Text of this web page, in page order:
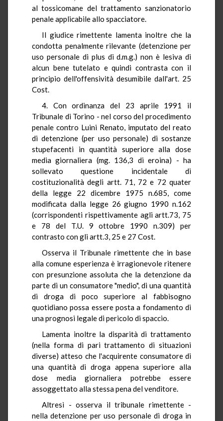
al tossicomane del trattamento sanzionatorio
penale applicabile allo spacciatore.
Il giudice rimettente lamenta inoltre che la
condotta penalmente rilevante (detenzione per
uso personale di plus di d.m.g.) non è lesiva di
alcun bene tutelato e quindi contrasta con il
principio dell'offensività desumibile dall'art. 25
Cost.
4. Con ordinanza del 23 aprile 1991 il
Tribunale di Torino - nel corso del procedimento
penale contro Luini Renato, imputato del reato
di detenzione (per uso personale) di sostanze
stupefacenti in quantità superiore alla dose
media giornaliera (mg. 136,3 di eroina) - ha
sollevato questione incidentale di
costituzionalità degli artt. 71, 72 e 72 quater
della legge 22 dicembre 1975 n.685, come
modificata dalla legge 26 giugno 1990 n.162
(corrispondenti rispettivamente agli artt.73, 75
e 78 del T.U. 9 ottobre 1990 n.309) per
contrasto con gli artt.3, 25 e 27 Cost.
Osserva il Tribunale rimettente che in base
alla comune esperienza è irragionevole ritenere
con presunzione assoluta che la detenzione da
parte di un consumatore "medio", di una quantità
di droga di poco superiore al fabbisogno
quotidiano possa essere posta a fondamento di
una prognosi legale di pericolo di spaccio.
Lamenta inoltre la disparità di trattamento
(nella forma di pari trattamento di situazioni
diverse) atteso che l'acquirente consumatore di
una quantità di droga appena superiore alla
dose media giornaliera potrebbe essere
assoggettato alla stessa pena del venditore.
Altresì - osserva il tribunale rimettente -
nella detenzione per uso personale di droga in